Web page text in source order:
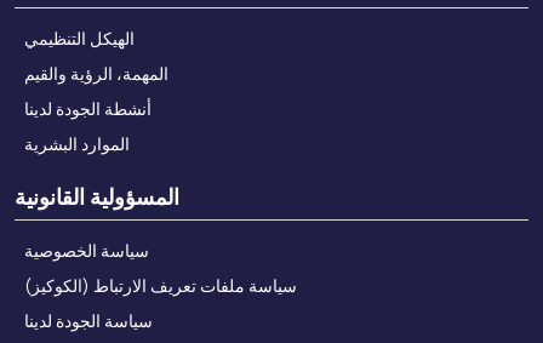
الهيكل التنظيمي
المهمة، الرؤية والقيم
أنشطة الجودة لدينا
الموارد البشرية
المسؤولية القانونية
سياسة الخصوصية
سياسة ملفات تعريف الارتباط (الكوكيز)
سياسة الجودة لدينا